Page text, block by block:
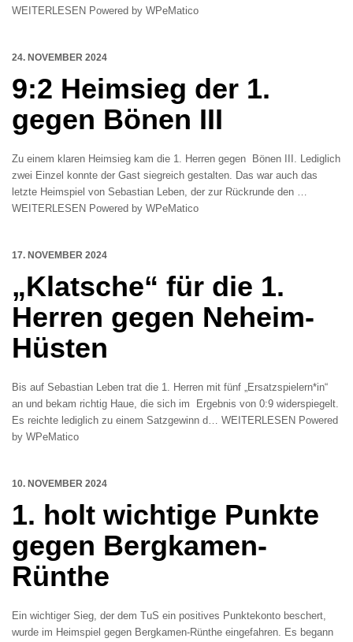
WEITERLESEN Powered by WPeMatico
24. NOVEMBER 2024
9:2 Heimsieg der 1.
gegen Bönen III
Zu einem klaren Heimsieg kam die 1. Herren gegen Bönen III. Lediglich
zwei Einzel konnte der Gast siegreich gestalten. Das war auch das
letzte Heimspiel von Sebastian Leben, der zur Rückrunde den …
WEITERLESEN Powered by WPeMatico
17. NOVEMBER 2024
„Klatsche“ für die 1.
Herren gegen Neheim-
Hüsten
Bis auf Sebastian Leben trat die 1. Herren mit fünf „Ersatzspielern*in“
an und bekam richtig Haue, die sich im Ergebnis von 0:9 widerspiegelt.
Es reichte lediglich zu einem Satzgewinn d… WEITERLESEN Powered
by WPeMatico
10. NOVEMBER 2024
1. holt wichtige Punkte
gegen Bergkamen-
Rünthe
Ein wichtiger Sieg, der dem TuS ein positives Punktekonto beschert,
wurde im Heimspiel gegen Bergkamen-Rünthe eingefahren. Es begann